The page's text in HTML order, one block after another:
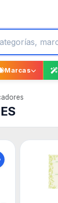
Marcas